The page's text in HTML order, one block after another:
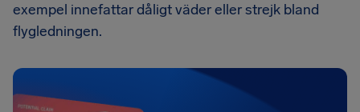
exempel innefattar dåligt väder eller strejk bland
flygledningen.